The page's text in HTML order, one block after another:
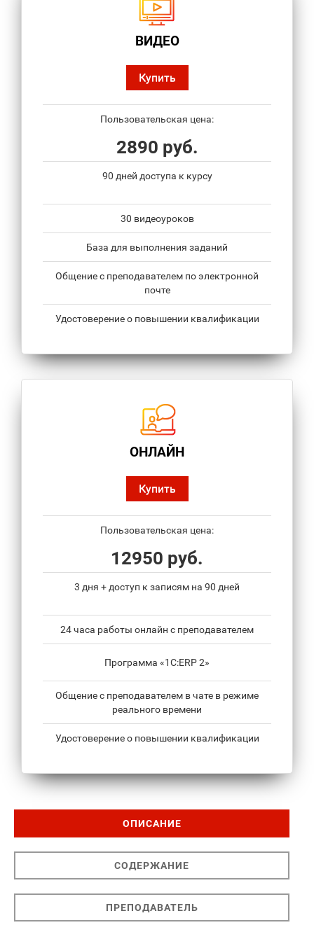
ВИДЕО
Купить
Пользовательская цена:
2890 руб.
90 дней доступа к курсу
30 видеоуроков
База для выполнения заданий
Общение с преподавателем по электронной
почте
Удостоверение о повышении квалификации
ОНЛАЙН
Купить
Пользовательская цена:
12950 руб.
3 дня + доступ к записям на 90 дней
24 часа работы онлайн с преподавателем
Программа «1С:ERP 2»
Общение с преподавателем в чате в режиме
реального времени
Удостоверение о повышении квалификации
ОПИСАНИЕ
СОДЕРЖАНИЕ
ПРЕПОДАВАТЕЛЬ